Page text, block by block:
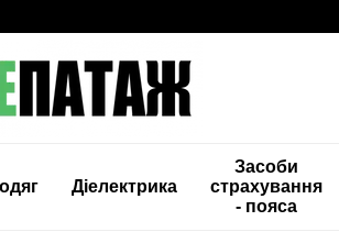
Діелектрика
Засоби
страхування
- пояса